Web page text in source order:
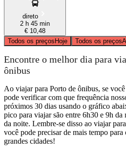
direto
2 h 45 min
€ 10,48
Todos os preçosHoje Todos os preços
Encontre o melhor dia para
ônibus
Ao viajar para Porto de ônibus, se
pode verificar com que frequência
próximos 30 dias usando o gráfico
pico para viajar são entre 6h30 e 9h da
da noite. Lembre-se disso ao viajar
você pode precisar de mais tempo
grandes cidades!